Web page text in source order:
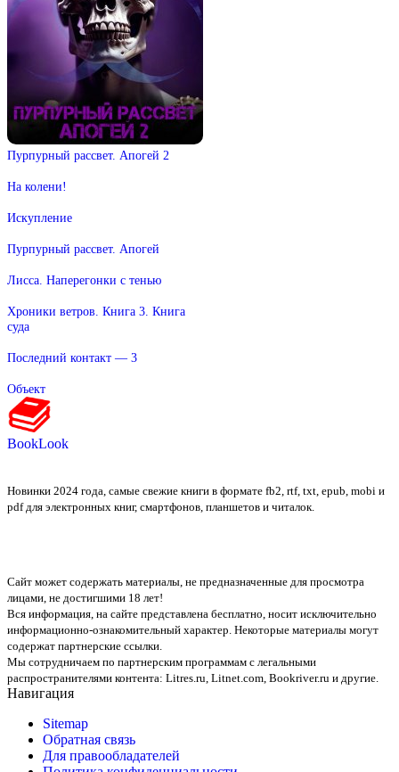
Пурпурный рассвет. Апогей 2
На колени!
Искупление
Пурпурный рассвет. Апогей
Лисса. Наперегонки с тенью
Хроники ветров. Книга 3. Книга
суда
Последний контакт — 3
Объект
BookLook
Новинки 2024 года, самые свежие книги в формате fb2, rtf, txt, epub, mobi и
pdf для электронных книг, смартфонов, планшетов и читалок.
Сайт может содержать материалы, не предназначенные для просмотра
лицами, не достигшими 18 лет!
Вся информация, на сайте представлена бесплатно, носит исключительно
информационно-ознакомительный характер. Некоторые материалы могут
содержат партнерские ссылки.
Мы сотрудничаем по партнерским программам с легальными
распространителями контента: Litres.ru, Litnet.com, Bookriver.ru и другие.
Навигация
Sitemap
Обратная связь
Для правообладателей